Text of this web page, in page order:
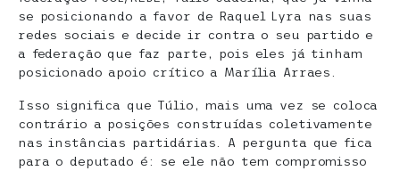
se posicionando a favor de Raquel Lyra nas suas
redes sociais e decide ir contra o seu partido e
a federação que faz parte, pois eles já tinham
posicionado apoio crítico a Marília Arraes.
Isso significa que Túlio, mais uma vez se coloca
contrário a posições construídas coletivamente
nas instâncias partidárias. A pergunta que fica
para o deputado é: se ele não tem compromisso